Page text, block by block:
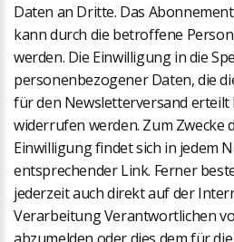
Daten an Dritte. Das
kann durch die betroffene
werden. Die Einwilligung in die
personenbezogener Daten, die
für den Newsletterversand erteilt
widerrufen werden. Zum Zwecke
Einwilligung findet sich in jedem
entsprechender Link. Ferner
jederzeit auch direkt auf der
Verarbeitung Verantwortlichen